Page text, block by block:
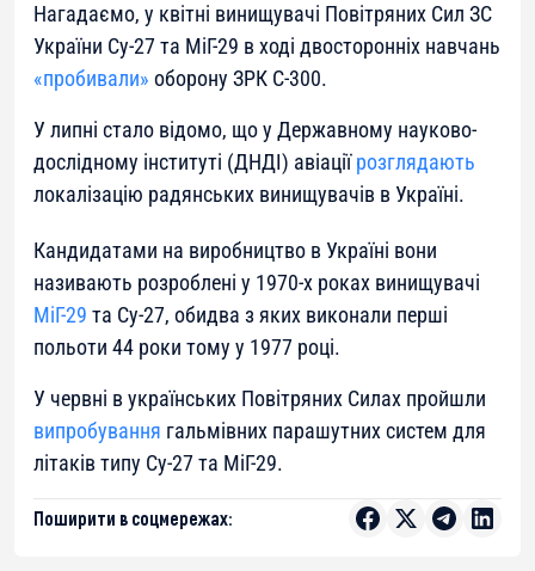
Нагадаємо, у квітні винищувачі Повітряних Сил ЗС
України Су-27 та МіГ-29 в ході двосторонніх навчань
«пробивали» оборону ЗРК С-300.
У липні стало відомо, що у Державному науково-
дослідному інституті (ДНДІ) авіаціїрозглядають
локалізацію радянських винищувачів в Україні.
Кандидатами на виробництво в Україні вони
називають розроблені у 1970-х роках винищувачі
МіГ-29 та Су-27, обидва з яких виконали перші
польоти 44 роки тому у 1977 році.
У червні в українських Повітряних Силах пройшли
випробування гальмівних парашутних систем для
літаків типу Су-27 та МіГ-29.
Поширити в соцмережах: